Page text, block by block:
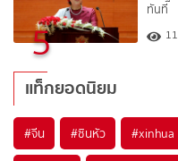
5
ทันที
11
แท็กยอดนิยม
#จีน #ซินหัว #xinhua